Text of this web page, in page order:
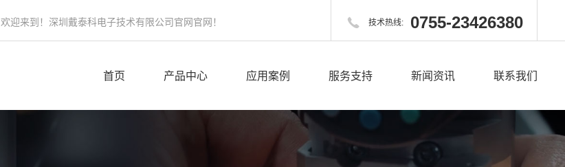
欢迎来到！深圳戴泰科电子技术有限公司官网官网！  技术热线: 0755-23426380
首页 产品中心 应用案例 服务支持 新闻资讯 联系我们